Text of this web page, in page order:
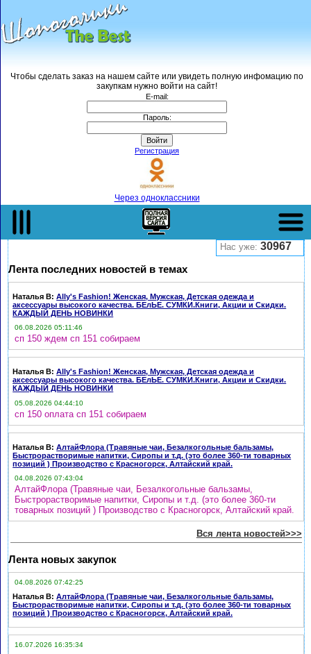
Чтобы сделать заказ на нашем сайте или увидеть полную инфомацию по
закупкам нужно войти на сайт!
E-mail:
Пароль:
Регистрация
Через одноклассники
Нас уже: 30967
Лента последних новостей в темах
Наталья В:Ally's Fashion! Женская, Мужская, Детская одежда и
аксессуары высокого качества. БЕлЬЕ. СУМКИ.Книги, Акции и Скидки.
КАЖДЫЙ ДЕНЬ НОВИНКИ
06.08.2026 05:11:46
сп 150 ждем сп 151 собираем
Наталья В:Ally's Fashion! Женская, Мужская, Детская одежда и
аксессуары высокого качества. БЕлЬЕ. СУМКИ.Книги, Акции и Скидки.
КАЖДЫЙ ДЕНЬ НОВИНКИ
05.08.2026 04:44:10
сп 150 оплата сп 151 собираем
Наталья В:АлтайФлора (Травяные чаи, Безалкогольные бальзамы,
Быстрорастворимые напитки, Сиропы и т.д. (это более 360-ти товарных
позиций ) Производство с Красногорск, Алтайский край.
04.08.2026 07:43:04
АлтайФлора (Травяные чаи, Безалкогольные бальзамы,
Быстрорастворимые напитки, Сиропы и т.д. (это более 360-ти
товарных позиций ) Производство с Красногорск, Алтайский край.
Вся лента новостей>>>
Лента новых закупок
04.08.2026 07:42:25
Наталья В:АлтайФлора (Травяные чаи, Безалкогольные бальзамы,
Быстрорастворимые напитки, Сиропы и т.д. (это более 360-ти товарных
позиций ) Производство с Красногорск, Алтайский край.
16.07.2026 16:35:34